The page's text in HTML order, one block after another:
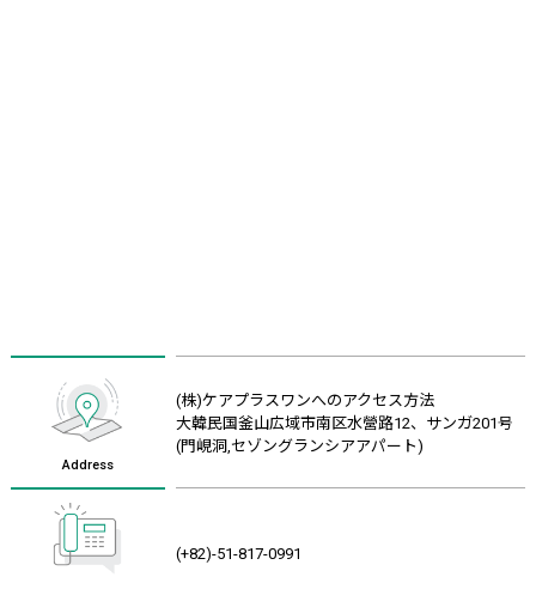
Address
(株)ケアプラスワンへのアクセス方法
大韓民国釜山広域市南区水營路12、サンガ201号
(門峴洞,セゾングランシアアパート)
(+82)-51-817-0991